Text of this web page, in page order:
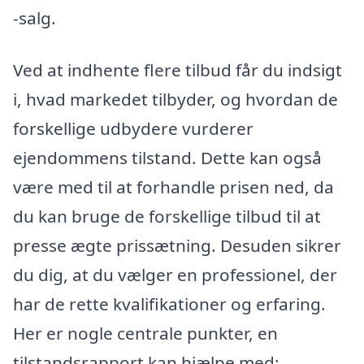
-salg.
Ved at indhente flere tilbud får du indsigt
i, hvad markedet tilbyder, og hvordan de
forskellige udbydere vurderer
ejendommens tilstand. Dette kan også
være med til at forhandle prisen ned, da
du kan bruge de forskellige tilbud til at
presse ægte prissætning. Desuden sikrer
du dig, at du vælger en professionel, der
har de rette kvalifikationer og erfaring.
Her er nogle centrale punkter, en